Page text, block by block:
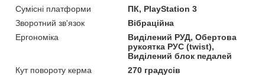
Сумісні платформи
ПК, PlayStation 3
Зворотний зв'язок
Вібраційна
Ергономіка
Виділений РУД, Обертова
рукоятка РУС (twist),
Виділений блок педалей
Кут повороту керма
270 градусів